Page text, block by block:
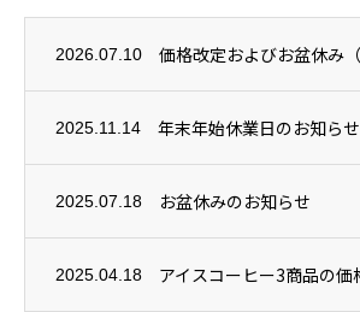
2026.07.10
2025.11.14 年末年始休業日のお知らせ
2025.07.18 お盆休みのお知らせ
2025.04.18